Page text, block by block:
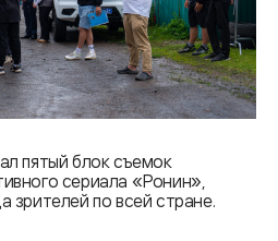
пятый блок съемок
сериала «Ронин»,
зрителей по всей стране.